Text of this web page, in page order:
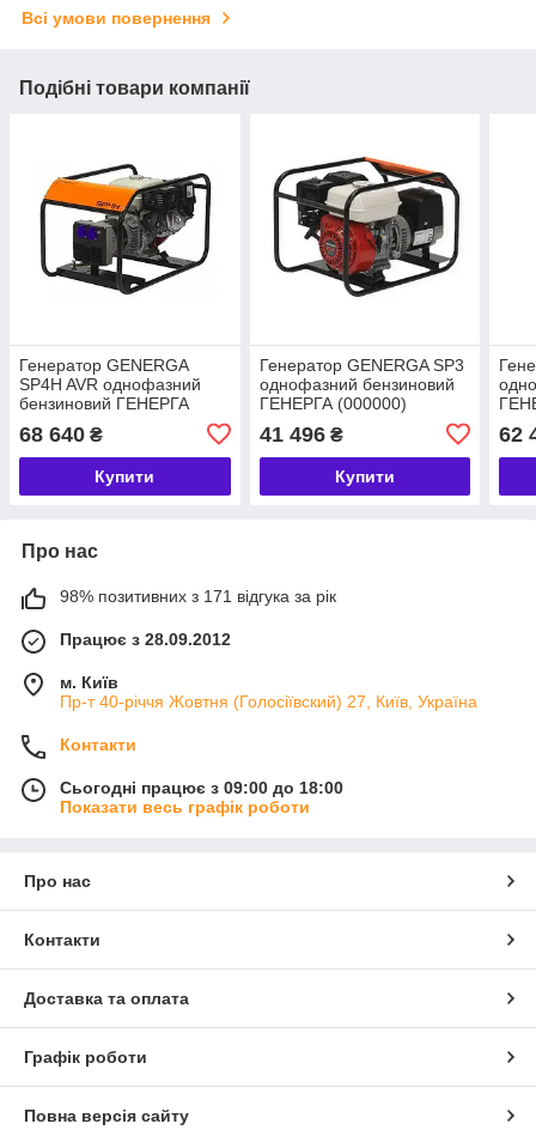
Всі умови повернення
Подібні товари компанії
Генератор GENERGA
SP4H AVR однофазний
бензиновий ГЕНЕРГА
68 640 ₴
Купити
Генератор GENERGA SP3
однофазний бензиновий
ГЕНЕРГА (000000)
41 496₴
Купити
62
Про нас
98% позитивних з 171 відгука за рік
Працює з 28.09.2012
м. Київ
Пр-т 40-річчя Жовтня (Голосіївский) 27, Київ, Україна
Контакти
Сьогодні працює з 09:00 до 18:00
Показати весь графік роботи
Про нас
Контакти
Доставка та оплата
Графік роботи
Повна версія сайту